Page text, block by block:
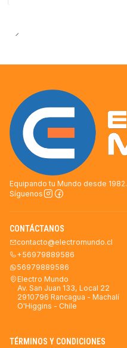
Equipando tu Mundo desde 1982.
Síguenos
CONTÁCTANOS
contacto@electromundo.cl
+56979889586
56979889586
Electro Mundo
Av. San Juan 133, Local 22
2910796 Rancagua - Machalí
O'Higgins - Chile
TÉRMINOS Y CONDICIONES